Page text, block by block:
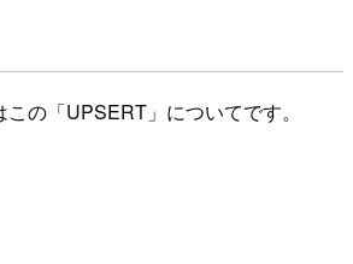
の「UPSERT」についてです。